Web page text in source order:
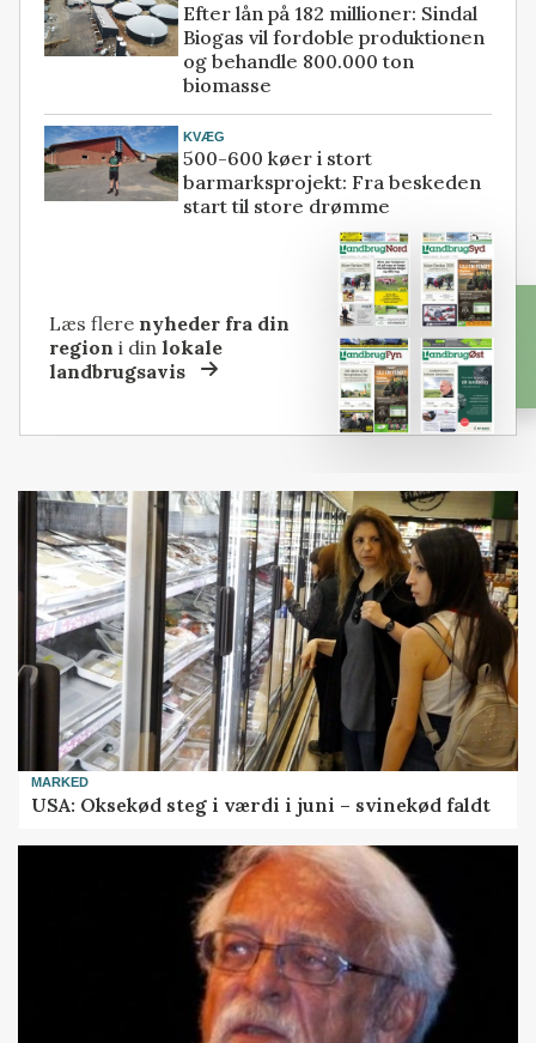
Efter lån på 182 millioner: Sindal
Biogas vil fordoble produktionen
og behandle 800.000 ton
biomasse
KVÆG
500-600 køer i stort
barmarksprojekt: Fra beskeden
start til store drømme
Læs flere nyheder fra din
region i dinlokale
landbrugsavis
MARKED
USA: Oksekød steg i værdi i juni – svinekød faldt